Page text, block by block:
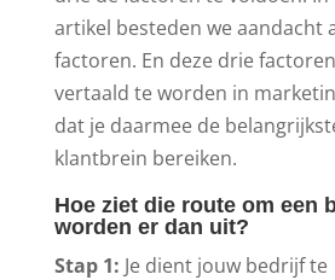
artikel besteden we aandacht
factoren. En deze drie
vertaald te worden in
dat je daarmee de
klantbrein bereiken.
Hoe ziet die route om een
worden er dan uit?
Stap 1: Je dient jouw bedrijf te